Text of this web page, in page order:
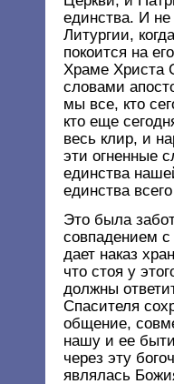
единства. И
Литургии,
покоится на
Храме Христа
словами
мы все, кто
кто еще
весь клир, и
эти огненные
единства
единства
Это была
совпадением
дает наказ
что стоя у
должны
Спасителя
общение,
нашу и ее
через эту
являлась